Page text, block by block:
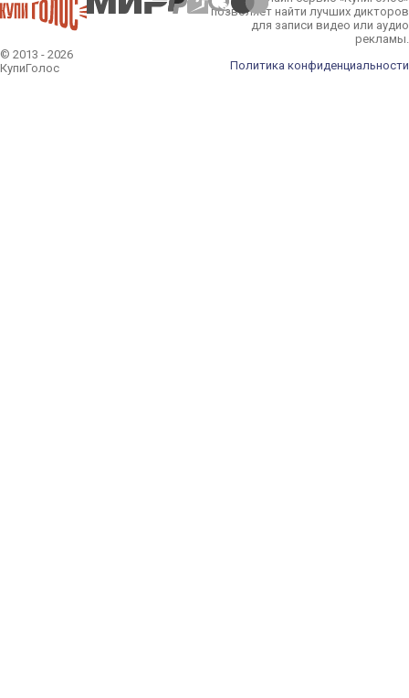
© 2013 - 2026
КупиГолос
позволяет найти лучших дикторов
для записи видео или аудио
рекламы.
Политика конфиденциальности